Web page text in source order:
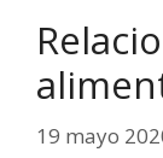
19 mayo